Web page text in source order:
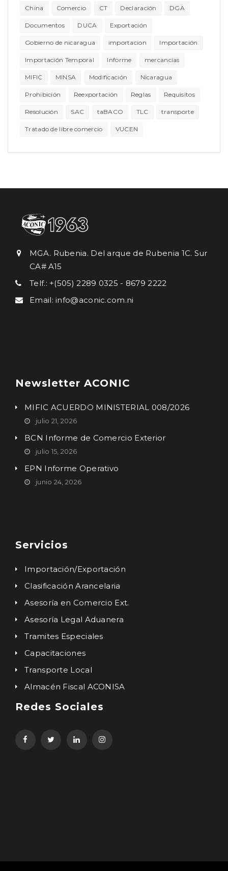
China Comercio CT Declaración DGA
Documentos DUCA Exportación
Gobierno de nicaragua importacion Importación
Importación Temporal Informe mercancías
MIFIC MINSA Modificación Nicaragua
Prohibición Reexportación Reglas Requisitos
Resolución SAC taBACO TLC transporte
Tratado de libre comercio VUCEN
MGA. Rubenia. Del arque de Rubenia 1C. Sur
CA# A15
Telf.: +(505) 2289 0325 - 8679 2222
Email: info@aconic.com.ni
Newsletter ACONIC
MIFIC ACUERDO MINISTERIAL 008/2026
julio 21, 2026
BCN Informe de Comercio Exterior
julio 15, 2026
EPN Informe Operativo
junio 24, 2026
Servicios
Importación/Exportación
Clasificación Arancelaria
Asesoría en Comercio Ext.
Asesoría Legal Aduanera
Tramites Especiales
Capacitaciones
Transporte Local
Almacén Fiscal ACONISA
Redes Sociales